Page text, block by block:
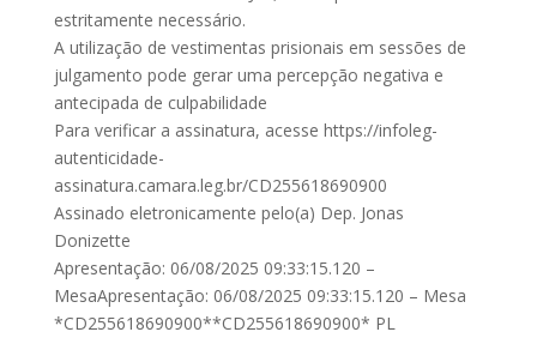
estritamente necessário.
A utilização de vestimentas prisionais em sessões de
julgamento pode gerar uma percepção negativa e
antecipada de culpabilidade
Para verificar a assinatura, acesse https://infoleg-
autenticidade-
assinatura.camara.leg.br/CD255618690900
Assinado eletronicamente pelo(a) Dep. Jonas
Donizette
Apresentação: 06/08/2025 09:33:15.120 –
MesaApresentação: 06/08/2025 09:33:15.120 – Mesa
*CD255618690900**CD255618690900* PL